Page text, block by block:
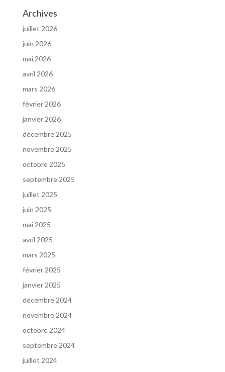
Archives
juillet 2026
juin 2026
mai 2026
avril 2026
mars 2026
février 2026
janvier 2026
décembre 2025
novembre 2025
octobre 2025
septembre 2025
juillet 2025
juin 2025
mai 2025
avril 2025
mars 2025
février 2025
janvier 2025
décembre 2024
novembre 2024
octobre 2024
septembre 2024
juillet 2024